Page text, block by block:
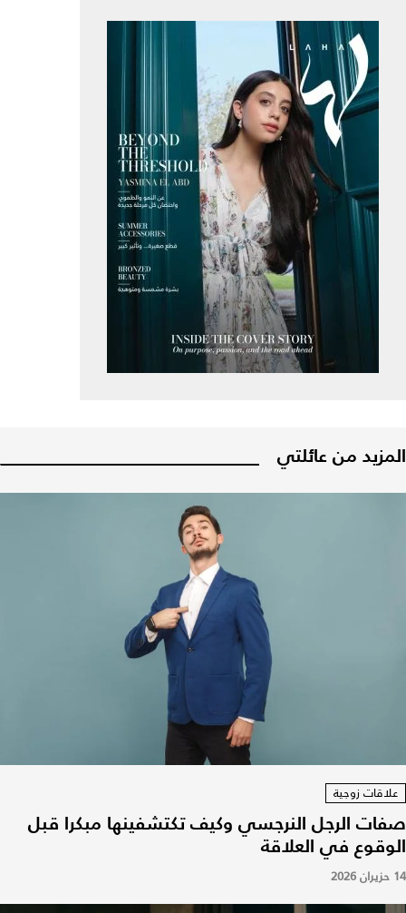
المزيد من عائلتي
علاقات زوجية
صفات الرجل النرجسي وكيف تكتشفينها مبكرا قبل
الوقوع في العلاقة
14 حزيران 2026